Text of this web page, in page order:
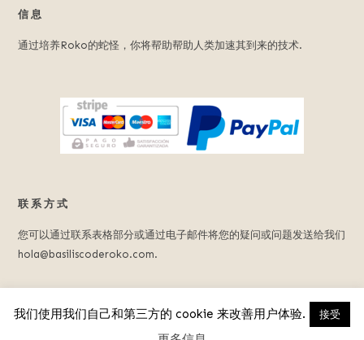
信息
通过培养Roko的蛇怪，你将帮助帮助人类加速其到来的技术.
联系方式
您可以通过联系表格部分或通过电子邮件将您的疑问或问题发送给我们
hola@basiliscoderoko.com.
我们使用我们自己和第三方的 cookie 来改善用户体验. 接受